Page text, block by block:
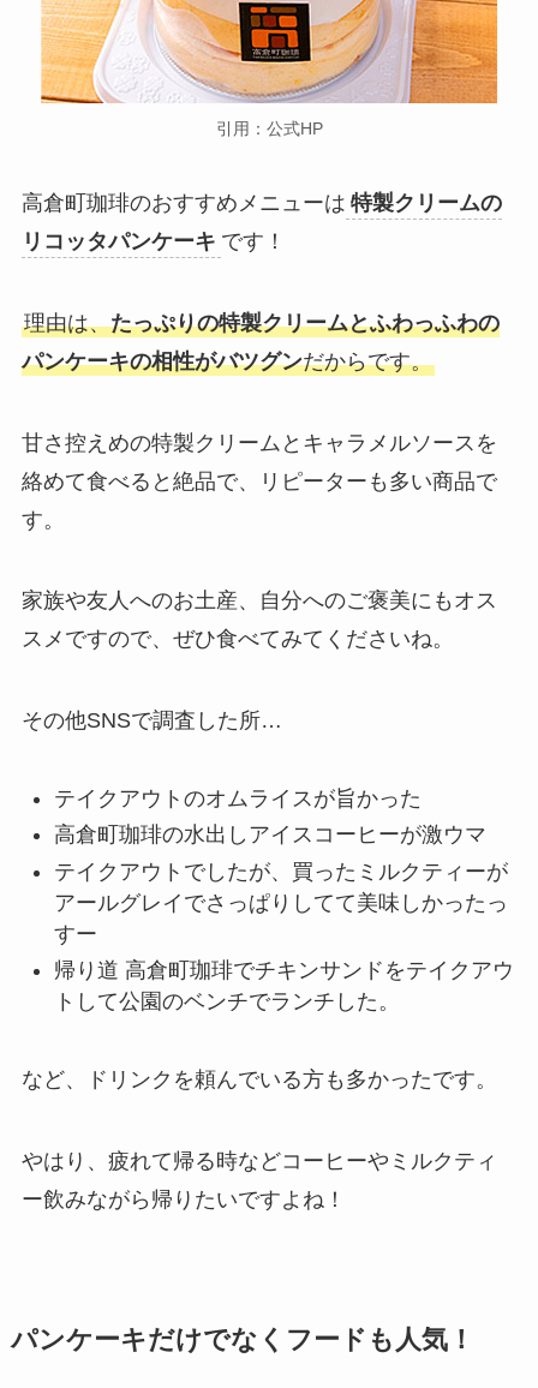
引用：公式HP
高倉町珈琲のおすすめメニューは 特製クリームの
リコッタパンケーキ です！
理由は、たっぷりの特製クリームとふわっふわの
パンケーキの相性がバツグンだからです。
甘さ控えめの特製クリームとキャラメルソースを
絡めて食べると絶品で、リピーターも多い商品で
す。
家族や友人へのお土産、自分へのご褒美にもオス
スメですので、ぜひ食べてみてくださいね。
その他SNSで調査した所…
テイクアウトのオムライスが旨かった
高倉町珈琲の水出しアイスコーヒーが激ウマ
テイクアウトでしたが、買ったミルクティーが
アールグレイでさっぱりしてて美味しかったっ
すー
帰り道 高倉町珈琲でチキンサンドをテイクアウ
トして公園のベンチでランチした。
など、ドリンクを頼んでいる方も多かったです。
やはり、疲れて帰る時などコーヒーやミルクティ
ー飲みながら帰りたいですよね！
パンケーキだけでなくフードも人気！